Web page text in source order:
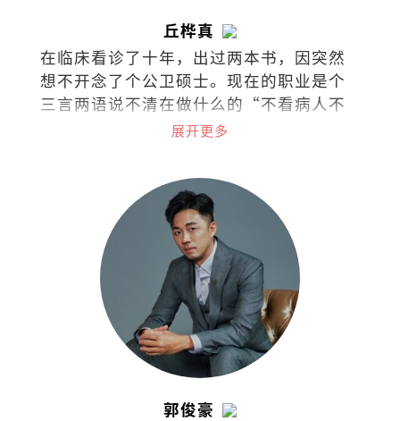
丘桦真
在临床看诊了十年，出过两本书，因突然
想不开念了个公卫硕士。现在的职业是个
三言两语说不清在做什么的“不看病人不
看诊的医生“(叹)。展开更多
郭俊豪